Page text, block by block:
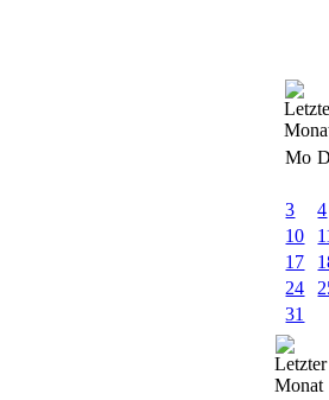
Mo
3
4
10
17
24
31